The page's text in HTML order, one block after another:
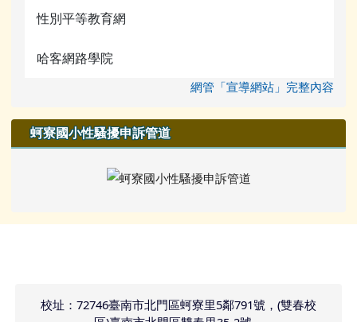
性別平等教育網
哈客網路學院
網管「宣導網站」完整內容
蚵寮國小性騷擾申訴管道
校址：72746臺南市北門區蚵寮里5鄰791號，(雙春校